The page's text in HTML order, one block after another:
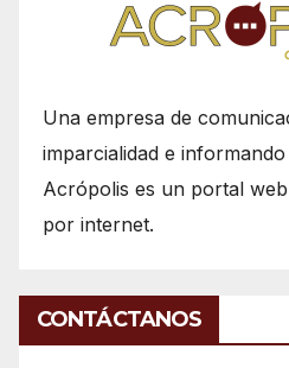
Una empresa de
imparcialidad e
Acrópolis es un portal
por internet.
CONTÁCTANOS